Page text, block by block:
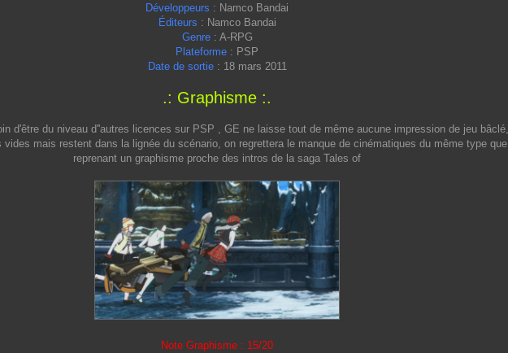
Développeurs : Namco Bandai
Éditeurs : Namco Bandai
Genre: A-RPG
Plateforme : PSP
Date de sortie: 18 mars 2011
.: Graphisme :.
d'être du niveau d''autres licences sur PSP , GE ne laisse tout de même aucune impression de jeu bâclé,
vides mais restent dans la lignée du scénario, on regrettera le manque de cinématiques du même type
reprenant un graphisme proche des intros de la saga Tales of
Note Graphisme : 15/20